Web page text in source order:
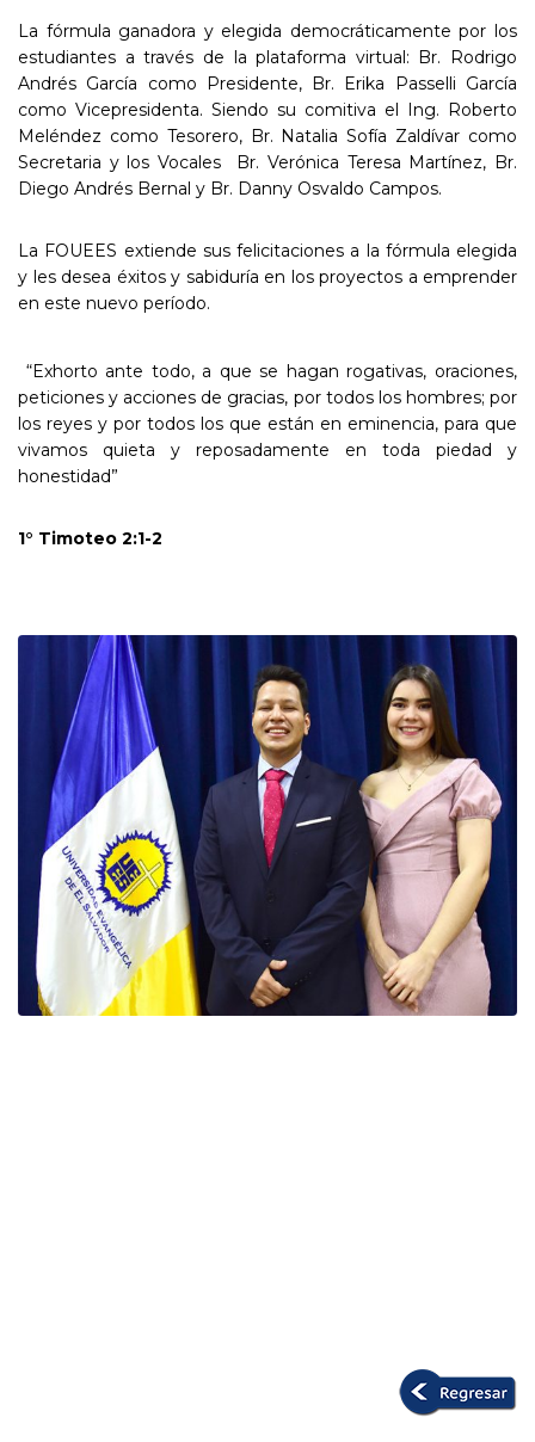
La fórmula ganadora y elegida democráticamente por los
estudiantes a través de la plataforma virtual: Br. Rodrigo
Andrés García como Presidente, Br. Erika Passelli García
como Vicepresidenta. Siendo su comitiva el Ing. Roberto
Meléndez como Tesorero, Br. Natalia Sofía Zaldívar como
Secretaria y los Vocales Br. Verónica Teresa Martínez, Br.
Diego Andrés Bernal y Br. Danny Osvaldo Campos.
La FOUEES extiende sus felicitaciones a la fórmula elegida
y les desea éxitos y sabiduría en los proyectos a emprender
en este nuevo período.
“Exhorto ante todo, a que se hagan rogativas, oraciones,
peticiones y acciones de gracias, por todos los hombres; por
los reyes y por todos los que están en eminencia, para que
vivamos quieta y reposadamente en toda piedad y
honestidad”
1° Timoteo 2:1-2